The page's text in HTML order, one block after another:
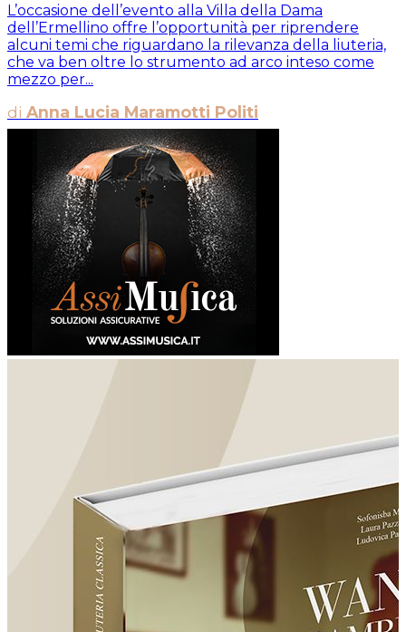
L’occasione dell’evento alla Villa della Dama
dell’Ermellino offre l’opportunità per riprendere
alcuni temi che riguardano la rilevanza della liuteria,
che va ben oltre lo strumento ad arco inteso come
mezzo per...
di Anna Lucia Maramotti Politi